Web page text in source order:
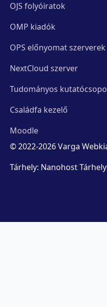
OJS folyóiratok
OMP kiadók
OPS előnyomat szerverek
NextCloud szerver
Tudományos
Családfa kezelő
Moodle
© 2022-2026 Varga
Tárhely: Nanohost